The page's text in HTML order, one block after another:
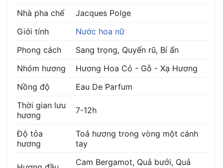
Nhà pha chế
Jacques Polge
Giới tính
Nước hoa nữ
Phong cách
Sang trọng, Quyến rũ, Bí ẩn
Nhóm hương
Hương Hoa Cỏ - Gỗ - Xạ Hương
Nồng độ
Eau De Parfum
Thời gian lưu
hương
7-12h
Độ tỏa
hương
Toả hương trong vòng một cánh
tay
Cam Bergamot, Quả bưởi, Quả